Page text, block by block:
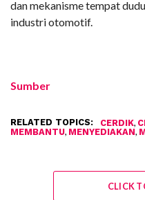
dan mekanisme tempat
industri otomotif.
Sumber
RELATED TOPICS: CERDIK,
MEMBANTU, MENYEDIAKAN,
CLICK